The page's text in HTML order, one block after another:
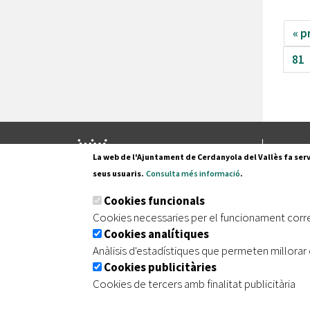
«
81
Pl.
| Avís legal | Protecció de dades
La web de l'Ajuntament de Cerdanyola del Vallès fa
seus usuaris. Consulta més informació.
Cookies funcionals
Cookies necessaries per el funcionament
Cookies analítiques
Anàlisis d'estadístiques que permeten
Cookies publicitàries
Cookies de tercers amb finalitat publicitària